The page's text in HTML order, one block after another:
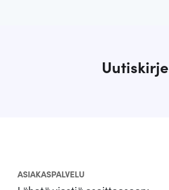
Uutiskirje
ASIAKASPALVELU